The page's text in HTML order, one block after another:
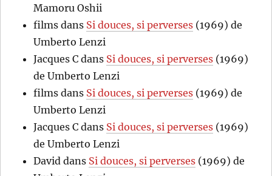
Mamoru Oshii
films dans Si douces, si perverses (1969) de
Umberto Lenzi
Jacques C dans Si douces, si perverses (1969)
de Umberto Lenzi
films dans Si douces, si perverses (1969) de
Umberto Lenzi
Jacques C dans Si douces, si perverses (1969)
de Umberto Lenzi
David dans Si douces, si perverses (1969) de